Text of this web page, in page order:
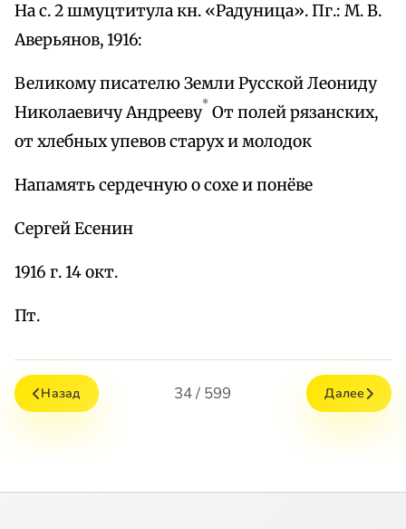
На с. 2 шмуцтитула кн. «Радуница». Пг.: М. В.
Аверьянов, 1916:
Великому писателю Земли Русской Леониду
Николаевичу Андрееву* От полей рязанских,
от хлебных упевов старух и молодок
Напамять сердечную о сохе и понёве
Сергей Есенин
1916 г. 14 окт.
Пт.
Назад 34 / 599 Далее